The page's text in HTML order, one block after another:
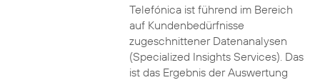
Telefónica ist führend im Bereich
auf Kundenbedürfnisse
zugeschnittener Datenanalysen
(Specialized Insights Services). Das
ist das Ergebnis der Auswertung